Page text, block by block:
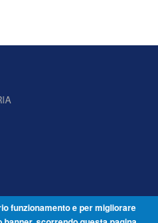
Fondazioni - Periodico telematico
funzionamento e per migliorare